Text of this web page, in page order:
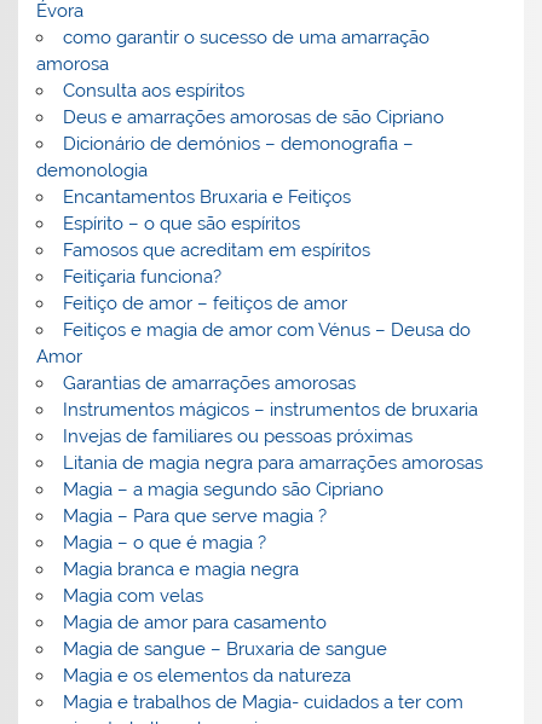
Évora
como garantir o sucesso de uma amarração
amorosa
Consulta aos espíritos
Deus e amarrações amorosas de são Cipriano
Dicionário de demónios – demonografia –
demonologia
Encantamentos Bruxaria e Feitiços
Espírito – o que são espíritos
Famosos que acreditam em espíritos
Feitiçaria funciona?
Feitiço de amor – feitiços de amor
Feitiços e magia de amor com Vénus – Deusa do
Amor
Garantias de amarrações amorosas
Instrumentos mágicos – instrumentos de bruxaria
Invejas de familiares ou pessoas próximas
Litania de magia negra para amarrações amorosas
Magia – a magia segundo são Cipriano
Magia – Para que serve magia ?
Magia – o que é magia ?
Magia branca e magia negra
Magia com velas
Magia de amor para casamento
Magia de sangue – Bruxaria de sangue
Magia e os elementos da natureza
Magia e trabalhos de Magia- cuidados a ter com